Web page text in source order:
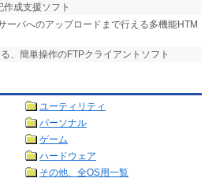
成支援ソフト
ーバへのアップロードまで行える多機能HTM
、簡単操作のFTPクライアントソフト
ユーティリティ
パーソナル
ゲーム
ハードウェア
その他、全OS用一覧